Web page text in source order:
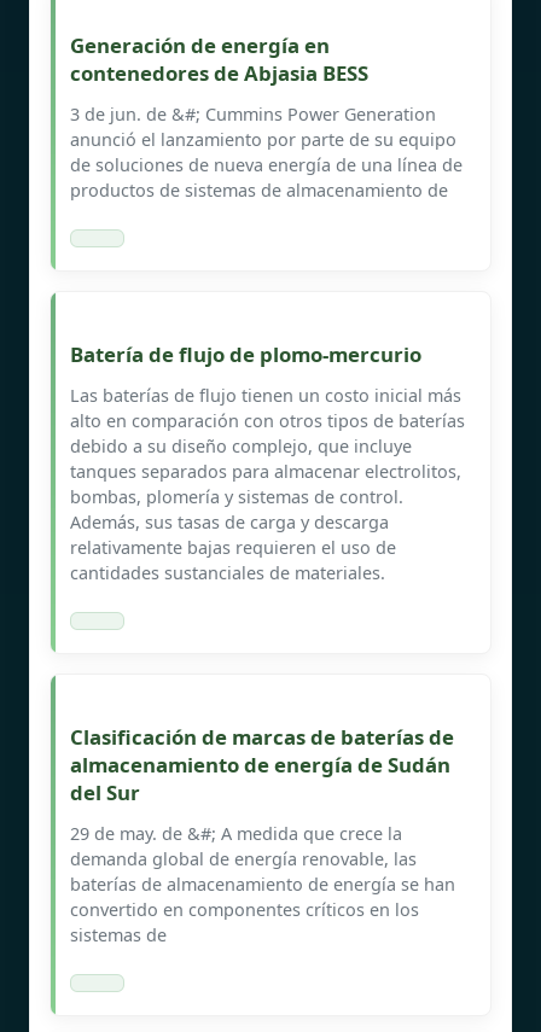
Generación de energía en
contenedores de Abjasia BESS
3 de jun. de &#; Cummins Power Generation
anunció el lanzamiento por parte de su equipo
de soluciones de nueva energía de una línea de
productos de sistemas de almacenamiento de
Batería de flujo de plomo-mercurio
Las baterías de flujo tienen un costo inicial más
alto en comparación con otros tipos de baterías
debido a su diseño complejo, que incluye
tanques separados para almacenar electrolitos,
bombas, plomería y sistemas de control.
Además, sus tasas de carga y descarga
relativamente bajas requieren el uso de
cantidades sustanciales de materiales.
Clasificación de marcas de baterías de
almacenamiento de energía de Sudán
del Sur
29 de may. de &#; A medida que crece la
demanda global de energía renovable, las
baterías de almacenamiento de energía se han
convertido en componentes críticos en los
sistemas de